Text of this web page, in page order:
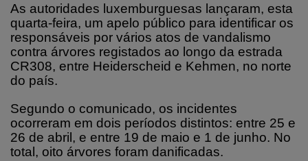
As autoridades luxemburguesas lançaram, esta
quarta‑feira, um apelo público para identificar os
responsáveis por vários atos de vandalismo
contra árvores registados ao longo da estrada
CR308, entre Heiderscheid e Kehmen, no norte
do país.
Segundo o comunicado, os incidentes
ocorreram em dois períodos distintos: entre 25 e
26 de abril, e entre 19 de maio e 1 de junho. No
total, oito árvores foram danificadas.